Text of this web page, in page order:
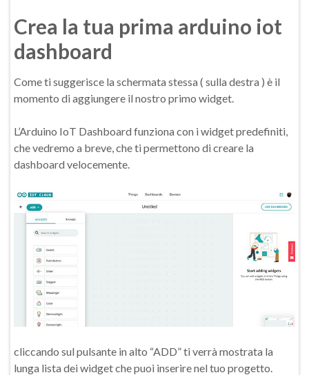
Crea la tua prima arduino iot
dashboard
Come ti suggerisce la schermata stessa ( sulla destra ) è il
momento di aggiungere il nostro primo widget.
L’Arduino IoT Dashboard funziona con i widget predefiniti,
che vedremo a breve, che ti permettono di creare la
dashboard velocemente.
cliccando sul pulsante in alto “ADD” ti verrà mostrata la
lunga lista dei widget che puoi inserire nel tuo progetto.